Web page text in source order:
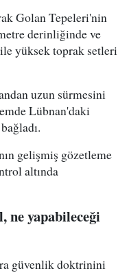
Golan Tepeleri'nin
derinliğinde ve
yüksek toprak setleri
uzun sürmesini
Lübnan'daki
gelişmiş gözetleme
altında
ne yapabileceği
güvenlik doktrinini